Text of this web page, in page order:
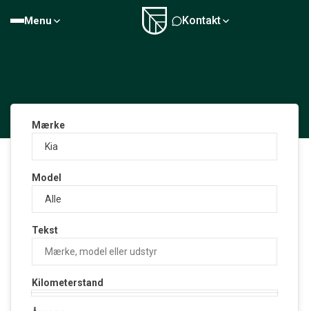
Menu Kontakt
Mærke
Model
Tekst
Kilometerstand